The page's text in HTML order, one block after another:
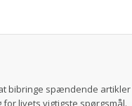
bibringe spændende artikler
livets vigtigste spørgsmål.